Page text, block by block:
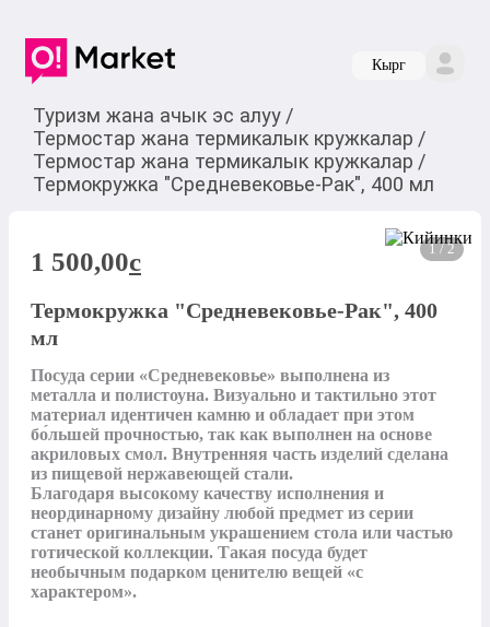
Кырг
Туризм жана ачык эс алуу /
Термостар жана термикалык кружкалар /
Термостар жана термикалык кружкалар /
Термокружка "Средневековье-Рак", 400 мл
1 / 2
1 500,00c
Термокружка "Средневековье-Рак", 400
мл
Посуда серии «Средневековье» выполнена из
металла и полистоуна. Визуально и тактильно этот
материал идентичен камню и обладает при этом
бо́льшей прочностью, так как выполнен на основе
акриловых смол. Внутренняя часть изделий сделана
из пищевой нержавеющей стали.
Благодаря высокому качеству исполнения и
неординарному дизайну любой предмет из серии
станет оригинальным украшением стола или частью
готической коллекции. Такая посуда будет
необычным подарком ценителю вещей «с
характером».